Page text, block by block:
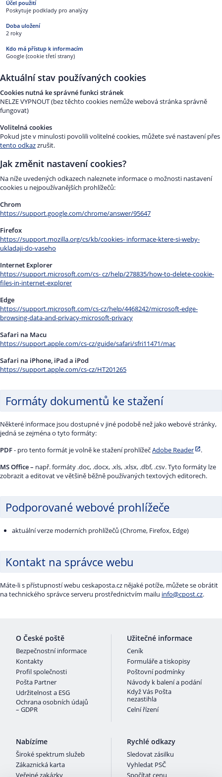
Poskytuje podklady pro analýzy
2 roky
Google (cookie třetí strany)
Aktuální stav používaných cookies
Cookies nutná ke správné funkci stránek
NELZE VYPNOUT (bez těchto cookies nemůže webová stránka správně
fungovat)
Volitelná cookies
Pokud jste v minulosti povolili volitelné cookies, můžete své nastavení přes
tento odkazzrušit.
Jak změnit nastavení cookies?
Na níže uvedených odkazech naleznete informace o možnosti nastavení
cookies u nejpoužívanějších prohlížečů:
Chrom
https://support.google.com/chrome/answer/95647
Firefox
https://support.mozilla.org/cs/kb/cookies- informace-ktere-si-weby-
ukladaji-do-vaseho
Internet Explorer
https://support.microsoft.com/cs- cz/help/278835/how-to-delete-cookie-
files-in-internet-explorer
Edge
https://support.microsoft.com/cs-cz/help/4468242/microsoft-edge-
browsing-data-and-privacy-microsoft-privacy
Safari na Macu
https://support.apple.com/cs-cz/guide/safari/sfri11471/mac
Safari na iPhone, iPad a iPod
https://support.apple.com/cs-cz/HT201265
Formáty dokumentů ke stažení
Některé informace jsou dostupné v jiné podobě než jako webové stránky,
jedná se zejména o tyto formáty:
PDF- pro tento formát je volně ke stažení prohlížečAdobe Reader
.
MS Office – např. formáty .doc, .docx, .xls, .xlsx, .dbf, .csv. Tyto formáty lze
zobrazit a editovat ve většině běžně používaných textových editorech.
Podporované webové prohlížeče
aktuální verze moderních prohlížečů (Chrome, Firefox, Edge)
Kontakt na správce webu
Máte-li s přístupností webu ceskaposta.cz nějaké potíže, můžete se obrátit
na technického správce serveru prostřednictvím mailu info@cpost.cz.
O České poště
Bezpečnostní informace
Kontakty
Profil společnosti
Pošta Partner
Udržitelnost a ESG
Ochrana osobních údajů
– GDPR
Užitečné informace
Ceník
Formuláře a tiskopisy
Poštovní podmínky
Návody k balení a podání
Když Vás Pošta
nezastihla
Celní řízení
Nabízíme
Široké spektrum služeb
Zákaznická karta
Veřejné zakázky
Rychlé odkazy
Sledovat zásilku
Vyhledat PSČ
Spočítat cenu